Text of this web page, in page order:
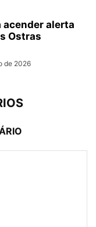
acender alerta
Ostras
de 2026